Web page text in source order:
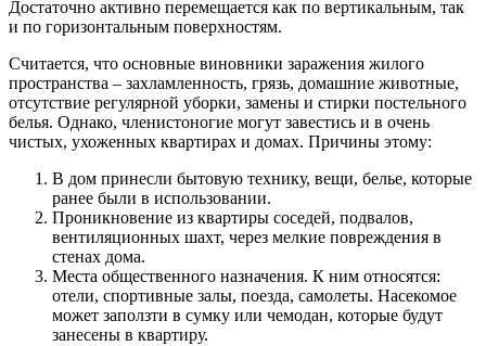
Достаточно активно перемещается как по вертикальным, так
и по горизонтальным поверхностям.
Считается, что основные виновники заражения жилого
пространства – захламленность, грязь, домашние животные,
отсутствие регулярной уборки, замены и стирки постельного
белья. Однако, членистоногие могут завестись и в очень
чистых, ухоженных квартирах и домах. Причины этому:
В дом принесли бытовую технику, вещи, белье, которые
ранее были в использовании.
Проникновение из квартиры соседей, подвалов,
вентиляционных шахт, через мелкие повреждения в
стенах дома.
Места общественного назначения. К ним относятся:
отели, спортивные залы, поезда, самолеты. Насекомое
может заползти в сумку или чемодан, которые будут
занесены в квартиру.